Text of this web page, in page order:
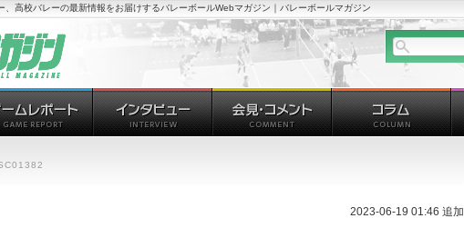
、高校バレーの最新情報をお届けするバレーボールWebマガジン｜バレーボールマガジン
2023-06-19 01:46 追加